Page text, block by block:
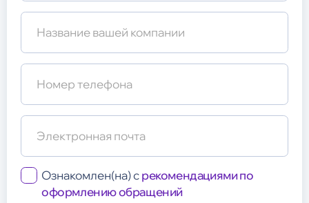
Название вашей компании
Номер телефона
Электронная почта
Ознакомлен(на) срекомендациями по
оформлению обращений